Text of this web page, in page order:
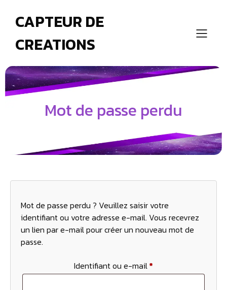
CAPTEUR DE
CREATIONS
Mot de passe perdu
Mot de passe perdu ? Veuillez saisir votre
identifiant ou votre adresse e-mail. Vous recevrez
un lien par e-mail pour créer un nouveau mot de
passe.
Identifiant ou e-mail*